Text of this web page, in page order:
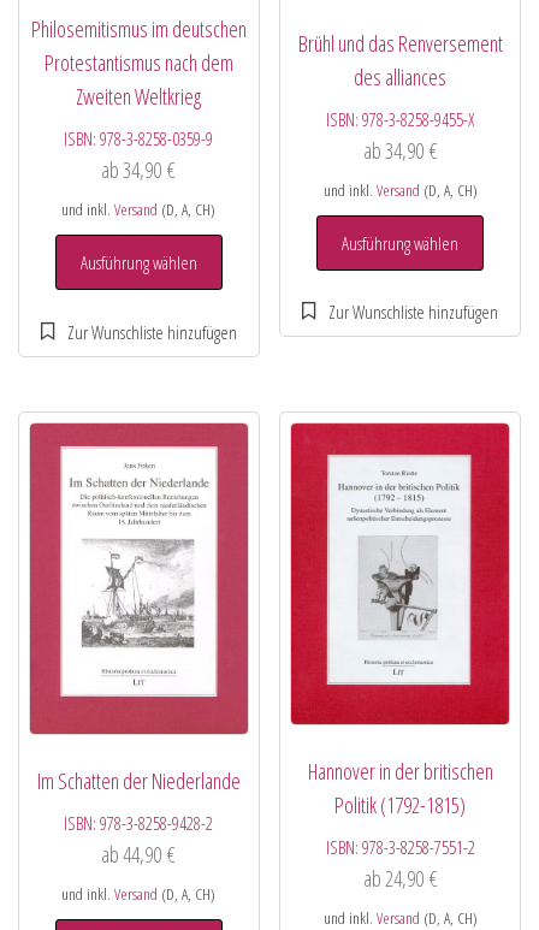
Philosemitismus im deutschen
Protestantismus nach dem
Zweiten Weltkrieg
ISBN:978-3-8258-0359-9
ab34,90€
und inkl.Versand (D, A, CH)
Ausführung wählen
Brühl und das Renversement
des alliances
ISBN:978-3-8258-9455-X
ab34,90 €
und inkl. Versand (D, A, CH)
Ausführung wählen
Im Schatten der Niederlande
ISBN:978-3-8258-9428-2
ab44,90€
und inkl.Versand (D, A, CH)
Hannover in der britischen
Politik (1792-1815)
ISBN: 978-3-8258-7551-2
ab 24,90 €
und inkl. Versand (D, A, CH)